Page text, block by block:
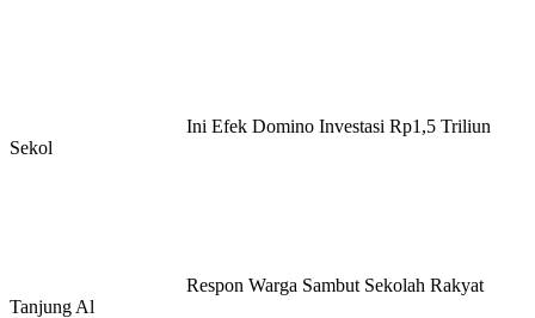
Ini Efek Domino Investasi Rp1,5 Triliun
Sekol
Respon Warga Sambut Sekolah Rakyat
Tanjung Al